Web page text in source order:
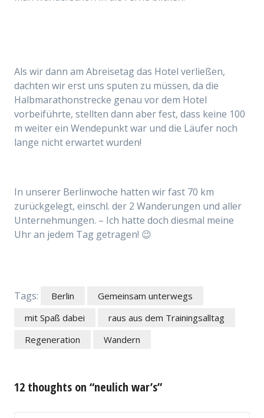
Als wir dann am Abreisetag das Hotel verließen,
dachten wir erst uns sputen zu müssen, da die
Halbmarathonstrecke genau vor dem Hotel
vorbeiführte, stellten dann aber fest, dass keine 100
m weiter ein Wendepunkt war und die Läufer noch
lange nicht erwartet wurden!
In unserer Berlinwoche hatten wir fast 70 km
zurückgelegt, einschl. der 2 Wanderungen und aller
Unternehmungen. – Ich hatte doch diesmal meine
Uhr an jedem Tag getragen! 😉
Tags: Berlin
Gemeinsam unterwegs
mit Spaß dabei
raus aus dem Trainingsalltag
Regeneration
Wandern
12 thoughts on “neulich war’s”